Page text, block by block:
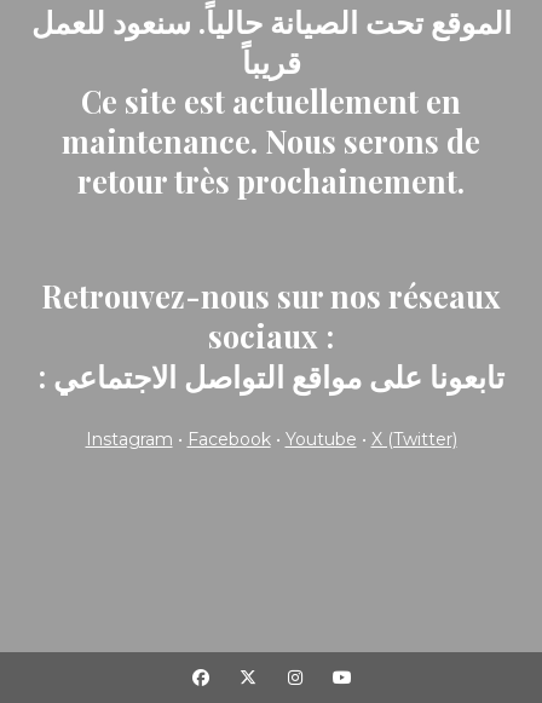
الموقع تحت الصيانة حالياً. سنعود للعمل
قريباً
Ce site est actuellement en
maintenance. Nous serons de
retour très prochainement.
Retrouvez-nous sur nos réseaux
sociaux :
: تابعونا على مواقع التواصل الاجتماعي
Instagram • Facebook• Youtube • X (Twitter)